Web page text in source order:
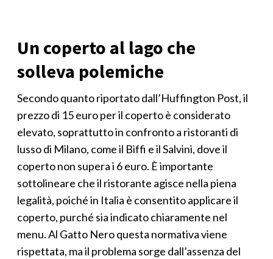
Un coperto al lago che
solleva polemiche
Secondo quanto riportato dall’Huffington Post, il
prezzo di 15 euro per il coperto è considerato
elevato, soprattutto in confronto a ristoranti di
lusso di Milano, come il Biffi e il Salvini, dove il
coperto non supera i 6 euro. È importante
sottolineare che il ristorante agisce nella piena
legalità, poiché in Italia è consentito applicare il
coperto, purché sia indicato chiaramente nel
menu. Al Gatto Nero questa normativa viene
rispettata, ma il problema sorge dall’assenza del